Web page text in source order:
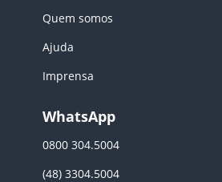
Quem somos
Ajuda
Imprensa
WhatsApp
0800 304.5004
(48) 3304.5004